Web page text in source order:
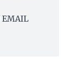
EMAIL